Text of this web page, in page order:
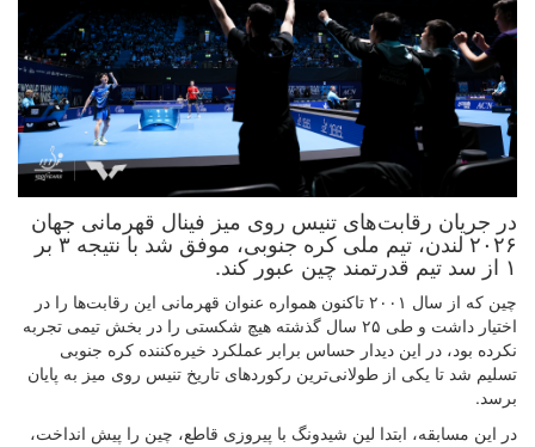
در جریان رقابت‌های تنیس روی میز فینال قهرمانی جهان
۲۰۲۶ لندن، تیم ملی کره جنوبی، موفق شد با نتیجه ۳ بر
۱ از سد تیم قدرتمند چین عبور کند.
چین که از سال ۲۰۰۱ تاکنون همواره عنوان قهرمانی این رقابت‌ها را در
اختیار داشت و طی ۲۵ سال گذشته هیچ شکستی را در بخش تیمی تجربه
نکرده بود، در این دیدار حساس برابر عملکرد خیره‌کننده کره جنوبی
تسلیم شد تا یکی از طولانی‌ترین رکوردهای تاریخ تنیس روی میز به پایان
برسد.
در این مسابقه، ابتدا لین شیدونگ با پیروزی قاطع، چین را پیش انداخت،